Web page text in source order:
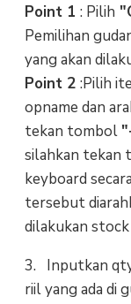
Point 1 : Pilih
Pemilihan
yang akan
Point 2 :Pilih
opname dan
tekan tombol
silahkan tekan
keyboard
tersebut
dilakukan stock
3. Inputkan
riil yang ada di